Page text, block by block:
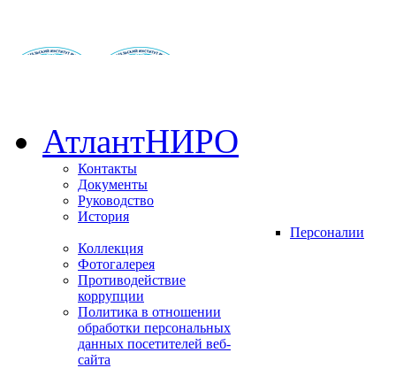
АтлантНИРО
Контакты
Документы
Руководство
История
Персоналии
Коллекция
Фотогалерея
Противодействие
коррупции
Политика в отношении
обработки персональных
данных посетителей веб-
сайта